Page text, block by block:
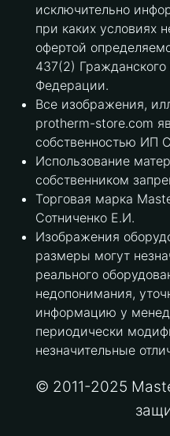
исключительно
при каких условиях
офертой
437(2)
Федерации.
Все изображения,
protherm-store.com
собственностью ИП
Использование
собственником
Торговая марка
Сотниченко Е.И.
Изображения
размеры могут
реального
недопонимания,
информацию у
периодически
незначительные
© 2011-2025